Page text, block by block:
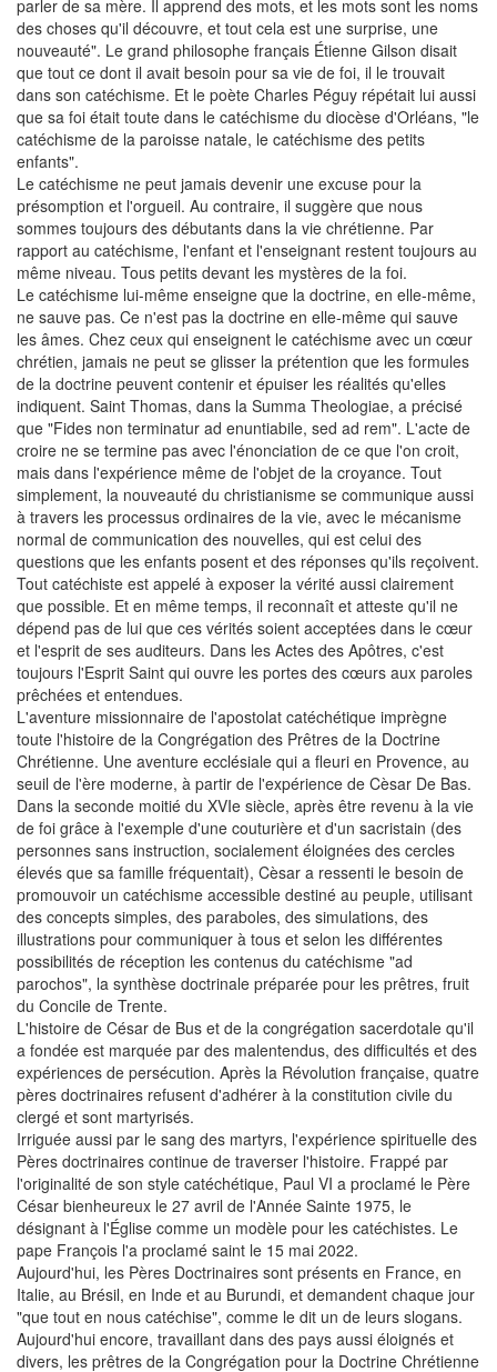
parler de sa mère. Il apprend des mots, et les mots sont les noms
des choses qu'il découvre, et tout cela est une surprise, une
nouveauté". Le grand philosophe français Étienne Gilson disait
que tout ce dont il avait besoin pour sa vie de foi, il le trouvait
dans son catéchisme. Et le poète Charles Péguy répétait lui aussi
que sa foi était toute dans le catéchisme du diocèse d'Orléans, "le
catéchisme de la paroisse natale, le catéchisme des petits
enfants".
Le catéchisme ne peut jamais devenir une excuse pour la
présomption et l'orgueil. Au contraire, il suggère que nous
sommes toujours des débutants dans la vie chrétienne. Par
rapport au catéchisme, l'enfant et l'enseignant restent toujours au
même niveau. Tous petits devant les mystères de la foi.
Le catéchisme lui-même enseigne que la doctrine, en elle-même,
ne sauve pas. Ce n'est pas la doctrine en elle-même qui sauve
les âmes. Chez ceux qui enseignent le catéchisme avec un cœur
chrétien, jamais ne peut se glisser la prétention que les formules
de la doctrine peuvent contenir et épuiser les réalités qu'elles
indiquent. Saint Thomas, dans la Summa Theologiae, a précisé
que "Fides non terminatur ad enuntiabile, sed ad rem". L'acte de
croire ne se termine pas avec l'énonciation de ce que l'on croit,
mais dans l'expérience même de l'objet de la croyance. Tout
simplement, la nouveauté du christianisme se communique aussi
à travers les processus ordinaires de la vie, avec le mécanisme
normal de communication des nouvelles, qui est celui des
questions que les enfants posent et des réponses qu'ils reçoivent.
Tout catéchiste est appelé à exposer la vérité aussi clairement
que possible. Et en même temps, il reconnaît et atteste qu'il ne
dépend pas de lui que ces vérités soient acceptées dans le cœur
et l'esprit de ses auditeurs. Dans les Actes des Apôtres, c'est
toujours l'Esprit Saint qui ouvre les portes des cœurs aux paroles
prêchées et entendues.
L'aventure missionnaire de l'apostolat catéchétique imprègne
toute l'histoire de la Congrégation des Prêtres de la Doctrine
Chrétienne. Une aventure ecclésiale qui a fleuri en Provence, au
seuil de l'ère moderne, à partir de l'expérience de Cèsar De Bas.
Dans la seconde moitié du XVIe siècle, après être revenu à la vie
de foi grâce à l'exemple d'une couturière et d'un sacristain (des
personnes sans instruction, socialement éloignées des cercles
élevés que sa famille fréquentait), Cèsar a ressenti le besoin de
promouvoir un catéchisme accessible destiné au peuple, utilisant
des concepts simples, des paraboles, des simulations, des
illustrations pour communiquer à tous et selon les différentes
possibilités de réception les contenus du catéchisme "ad
parochos", la synthèse doctrinale préparée pour les prêtres, fruit
du Concile de Trente.
L'histoire de César de Bus et de la congrégation sacerdotale qu'il
a fondée est marquée par des malentendus, des difficultés et des
expériences de persécution. Après la Révolution française, quatre
pères doctrinaires refusent d'adhérer à la constitution civile du
clergé et sont martyrisés.
Irriguée aussi par le sang des martyrs, l'expérience spirituelle des
Pères doctrinaires continue de traverser l'histoire. Frappé par
l'originalité de son style catéchétique, Paul VI a proclamé le Père
César bienheureux le 27 avril de l'Année Sainte 1975, le
désignant à l'Église comme un modèle pour les catéchistes. Le
pape François l'a proclamé saint le 15 mai 2022.
Aujourd'hui, les Pères Doctrinaires sont présents en France, en
Italie, au Brésil, en Inde et au Burundi, et demandent chaque jour
"que tout en nous catéchise", comme le dit un de leurs slogans.
Aujourd'hui encore, travaillant dans des pays aussi éloignés et
divers, les prêtres de la Congrégation pour la Doctrine Chrétienne